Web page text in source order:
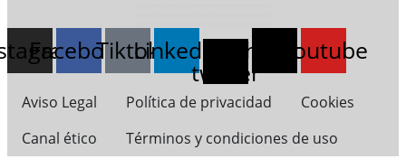
FacebookTiktokLinkedin
twitter
ThreadsYoutube
Aviso Legal Política de privacidad
Cookies
Canal ético
Términos y condiciones de uso